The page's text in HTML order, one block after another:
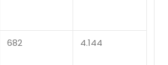
682 4.144